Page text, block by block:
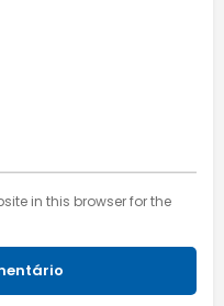
in this browser for the